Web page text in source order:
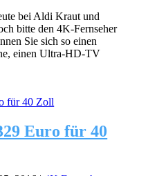
bei Aldi Kraut und
bitte den 4K-Fernseher
Sie sich so einen
einen Ultra-HD-TV
Euro für 40